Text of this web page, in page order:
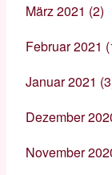
März 2021 (2)
Februar 2021
Januar 2021
Dezember
November